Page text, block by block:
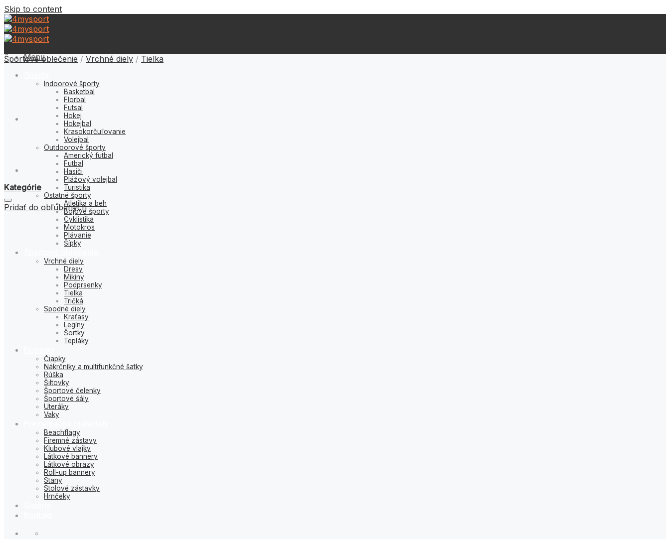
Skip to content
Menu
Indoorové športy
Basketbal
Florbal
Futsal
Hokej
Hokejbal
Krasokorčuľovanie
Volejbal
Outdoorové športy
Americký futbal
Futbal
Hasiči
Plážový volejbal
Turistika
Ostatné športy
Atletika a beh
Bojové športy
Cyklistika
Motokros
Plávanie
Šípky
Vrchné diely
Dresy
Mikiny
Podprsenky
Tielka
Tričká
Spodné diely
Kraťasy
Legíny
Šortky
Tepláky
Čiapky
Nákrčníky a multifunkčné šatky
Rúška
Šiltovky
Športové čelenky
Športové šály
Uteráky
Vaky
Beachflagy
Firemné zástavy
Klubové vlajky
Látkové bannery
Látkové obrazy
Roll-up bannery
Stany
Stolové zástavky
Hrnčeky
Športové oblečenie / Vrchné diely / Tielka
Kategórie
Pridať do obľúbených